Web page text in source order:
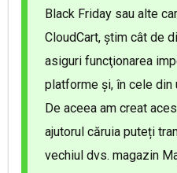
Black Friday sau alte
CloudCart, știm cât de
asiguri funcţionarea
platforme și, în cele din
De aceea am creat
ajutorul căruia puteți
vechiul dvs. magazin